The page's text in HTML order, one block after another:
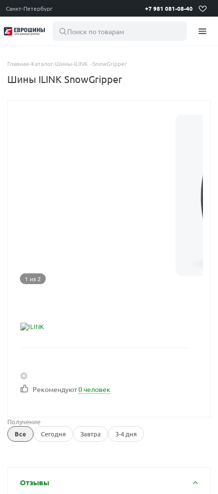
Санкт-Петербург +7 981 081-08-40
Поиск по товарам
Главная-Каталог-Шины-ILINK -SnowGripper
Шины ILINK SnowGripper
1 из 2
Рекомендуют0 человек
Получение
Все
Сегодня Завтра 3-4 дня
Отзывы